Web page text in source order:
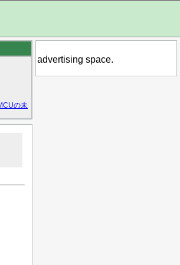
の未
advertising space.